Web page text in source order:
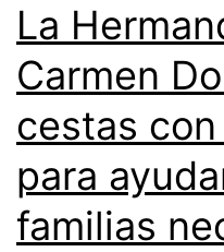
La
Carmen
cestas
para
familias